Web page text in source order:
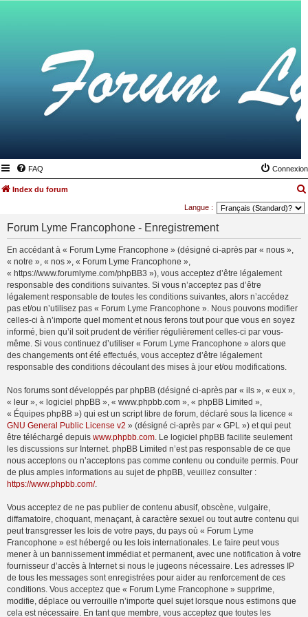
FAQ Connexion
Index du forum
Langue :
Forum Lyme Francophone - Enregistrement
En accédant à « Forum Lyme Francophone » (désigné ci-après par « nous »,
« notre », « nos », « Forum Lyme Francophone »,
« https://www.forumlyme.com/phpBB3 »), vous acceptez d’être légalement
responsable des conditions suivantes. Si vous n’acceptez pas d’être
légalement responsable de toutes les conditions suivantes, alors n’accédez
pas et/ou n’utilisez pas « Forum Lyme Francophone ». Nous pouvons modifier
celles-ci à n’importe quel moment et nous ferons tout pour que vous en soyez
informé, bien qu’il soit prudent de vérifier régulièrement celles-ci par vous-
même. Si vous continuez d’utiliser « Forum Lyme Francophone » alors que
des changements ont été effectués, vous acceptez d’être légalement
responsable des conditions découlant des mises à jour et/ou modifications.
Nos forums sont développés par phpBB (désigné ci-après par « ils », « eux »,
« leur », « logiciel phpBB », « www.phpbb.com », « phpBB Limited »,
« Équipes phpBB ») qui est un script libre de forum, déclaré sous la licence «
GNU General Public License v2 » (désigné ci-après par « GPL ») et qui peut
être téléchargé depuis www.phpbb.com. Le logiciel phpBB facilite seulement
les discussions sur Internet. phpBB Limited n’est pas responsable de ce que
nous acceptons ou n’acceptons pas comme contenu ou conduite permis. Pour
de plus amples informations au sujet de phpBB, veuillez consulter :
https://www.phpbb.com/.
Vous acceptez de ne pas publier de contenu abusif, obscène, vulgaire,
diffamatoire, choquant, menaçant, à caractère sexuel ou tout autre contenu qui
peut transgresser les lois de votre pays, du pays où « Forum Lyme
Francophone » est hébergé ou les lois internationales. Le faire peut vous
mener à un bannissement immédiat et permanent, avec une notification à votre
fournisseur d’accès à Internet si nous le jugeons nécessaire. Les adresses IP
de tous les messages sont enregistrées pour aider au renforcement de ces
conditions. Vous acceptez que « Forum Lyme Francophone » supprime,
modifie, déplace ou verrouille n’importe quel sujet lorsque nous estimons que
cela est nécessaire. En tant que membre, vous acceptez que toutes les